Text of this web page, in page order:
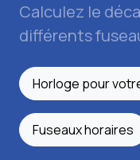
Calculez le
différents
Horloge pour
Fuseaux horaires